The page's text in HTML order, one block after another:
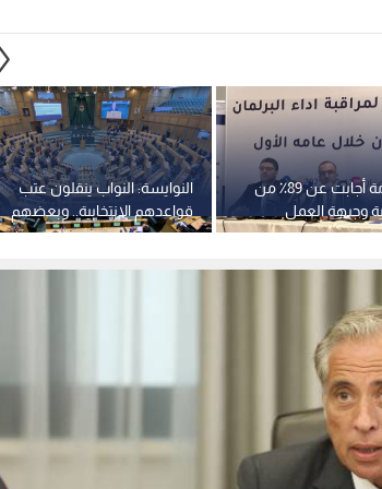
النوايسة: النواب ينقلون عتب
قواعدهم الانتخابية.. وبعضهم
يتأثر بالمصالح والخدمات.. فيديو
راصد: الحكومة أجابت عن 89٪ من
وجبهة العمل
غيابا في المجلس